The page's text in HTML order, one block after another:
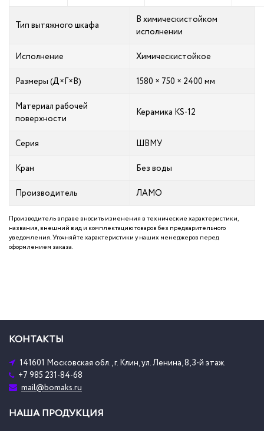
Тип вытяжного шкафа
В химическистойком
исполнении
Исполнение Химическистойкое
Размеры (Д×Г×В) 1580 × 750 × 2400 мм
Материал рабочей
поверхности
Керамика KS-12
Серия ШВМУ
Кран Без воды
Производитель ЛАМО
Производитель вправе вносить изменения в технические характеристики,
названия, внешний вид и комплектацию товаров без предварительного
уведомления. Уточняйте характеристики у наших менеджеров перед
оформлением заказа.
КОНТАКТЫ
141601 Московская обл., г. Клин, ул. Ленина, 8, 3-й этаж.
+7 985 231-84-68
mail@bomaks.ru
НАША ПРОДУКЦИЯ